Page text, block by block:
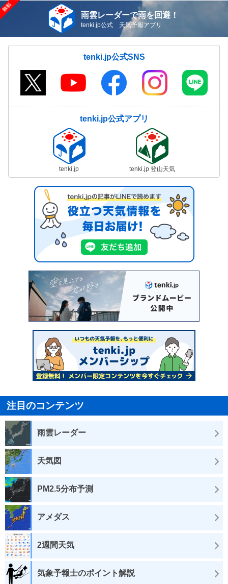
雨雲レーダーで雨を回避！
tenki.jp公式 天気予報アプリ
tenki.jp公式SNS
tenki.jp公式アプリ
tenki.jp tenki.jp 登山天気
注目のコンテンツ
雨雲レーダー
天気図
PM2.5分布予測
アメダス
2週間天気
気象予報士のポイント解説